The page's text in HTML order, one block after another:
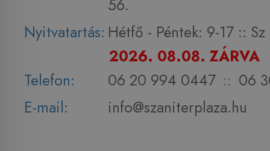
56.
Nyitvatartás: Hétfő - Péntek: 9-17 :: Sz
2026. 08.08. ZÁRVA
Telefon:
06 20 994 0447 :: 06
E-mail:
info@szaniterplaza.hu